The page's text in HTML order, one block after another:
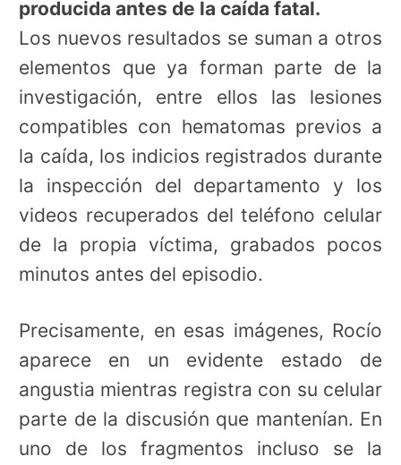
producida antes de la caída fatal.
Los nuevos resultados se suman a otros
elementos que ya forman parte de la
investigación, entre ellos las lesiones
compatibles con hematomas previos a
la caída, los indicios registrados durante
la inspección del departamento y los
videos recuperados del teléfono celular
de la propia víctima, grabados pocos
minutos antes del episodio.
Precisamente, en esas imágenes, Rocío
aparece en un evidente estado de
angustia mientras registra con su celular
parte de la discusión que mantenían. En
uno de los fragmentos incluso se la